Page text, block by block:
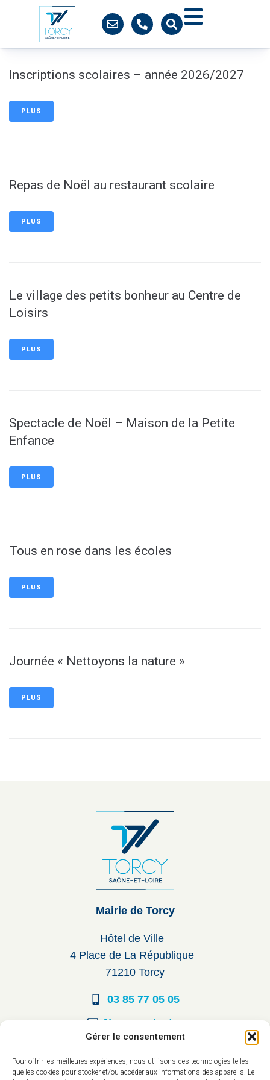
Gérer le consentement
Pour offrir les meilleures expériences, nous utilisons des technologies telles
que les cookies pour stocker et/ou accéder aux informations des appareils. Le
Inscriptions scolaires – année 2026/2027
PLUS
Repas de Noël au restaurant scolaire
PLUS
Le village des petits bonheur au Centre de
Loisirs
PLUS
Spectacle de Noël – Maison de la Petite
Enfance
PLUS
Tous en rose dans les écoles
PLUS
Journée « Nettoyons la nature »
PLUS
Mairie de Torcy
Hôtel de Ville
4 Place de La République
71210 Torcy
03 85 77 05 05
Nous contacter